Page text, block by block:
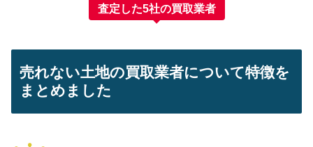
査定した5社の買取業者
売れない土地の買取業者について特徴を
まとめました